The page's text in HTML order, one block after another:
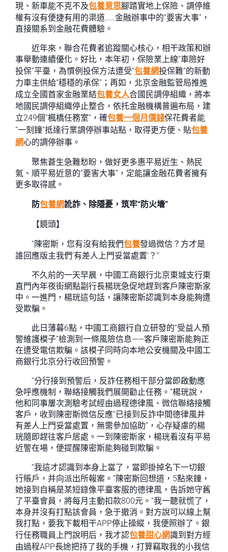
現、新車能不克不及包養意思腳踏實地上保險、調停維
權有沒有便捷有用的渠道……金融辦事中的“要害大事”，
直接關系到金融花費體驗。
近年來，聯合花費者追蹤關心核心，相干政策和辦
事舉動連續優化。好比，本年初，保險業上線“車險好
投保”平臺，為慣例投保方法遭受“包養網投保難”的新動
力車主供給“穩穩的承保”；再如，北京金融監管局推進
成立全國首家金融業結包養女人合國民調停組織，將本
地國民調停組織停止整合，依托金融機構普遍布局，建
立249個“楓橋任務室”，確包養一個月價錢保花費者能
“一刻鐘”抵達行業調停辦事站點，取得更方便、貼包養
網心的調停辦事。
聚焦蒼生急難愁盼，做好更多惠平易近生、熱民
氣、順平易近意的“要害大事”，定能讓金融花費者擁有
更多取得感。
防包養網訛詐、除隱憂，筑牢“防火墻”
【鏡頭】
“陳密斯，您有沒有給我們包養發過微信？方才是
誰回應版主我們‘有差人上門妥當處置’？”
不久前的一天早晨，中國工商銀行北京東城支行東
直門內年夜街網點副行長楊珖急促地趕到客戶陳密斯家
中。一進門，楊珖這句話，讓陳密斯認識到本身能夠遭
受欺騙。
此日薄暮6點，中國工商銀行自立研發的“受益人預
警維護模子”檢測到一條風險信息——客戶陳密斯能夠正
在遭受電信欺騙。該模子同時向本地公安機關及中國工
商銀行北京分行收回預警。
“分行接到預警后，反詐任務相干部分當即啟動應
急呼應機制，聯絡接觸我們展開勸止任務。”楊珖說，
他和同事屢次測驗考試經由過程德律風、微信聯絡接觸
客戶，收到陳密斯微信反應“已接到反詐中間德律風并
有差人上門妥當處置，無需參加協助”，心存疑慮的楊
珖隨即趕往客戶居處。一到陳密斯家，楊珖看沒有平易
近警在場，便提醒陳密斯能夠碰到欺騙。
“我這才認識到本身上當了，當即掛掉名下一切銀
行賬戶，并向派出所報案。”陳密斯回想道，5點來鐘，
她接到自稱是某短錄像平臺客服的德律風，告訴她守舊
了平臺會員，將每月主動扣款800元。“我一聽就慌了，
本身并沒有打點該會員，急于撤消。對方說可以線上幫
我打點，要我下載相干APP停止操縱，我便照辦了。銀
行任務職員上門說明后，我才認包養甜心網識到對方經
由過程APP長途把持了我的手機，打算竊取我的小我信